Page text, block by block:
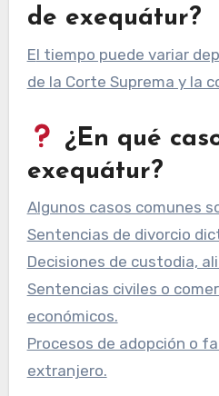
de exequátur?
El tiempo puede variar dependiendo de la carga
de la Corte Suprema y la
¿En qué
exequátur?
Algunos casos comunes
Sentencias de divorcio
Decisiones de custodia,
Sentencias civiles o
económicos.
Procesos de adopción o
extranjero.